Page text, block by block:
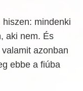
mindenki
aki nem. És
azonban
ebbe a fiúba